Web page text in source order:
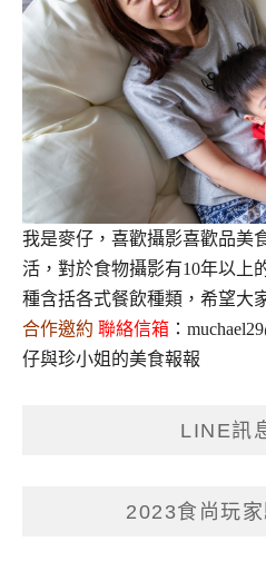
我是麥仔，喜歡攝影喜歡品美
活，對於食物攝影有10年以上
種含括各式餐飲種類，希望大
合作邀約 聯絡信箱 ：
仔與珍小姐的美食報報
LINE訊
2023食尚玩